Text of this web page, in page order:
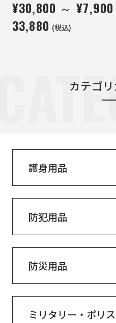
¥30,800 ～
33,880 (税込)
¥7,900
カテゴ
護身用品
防犯用品
防災用品
ミリタリー・ポリ